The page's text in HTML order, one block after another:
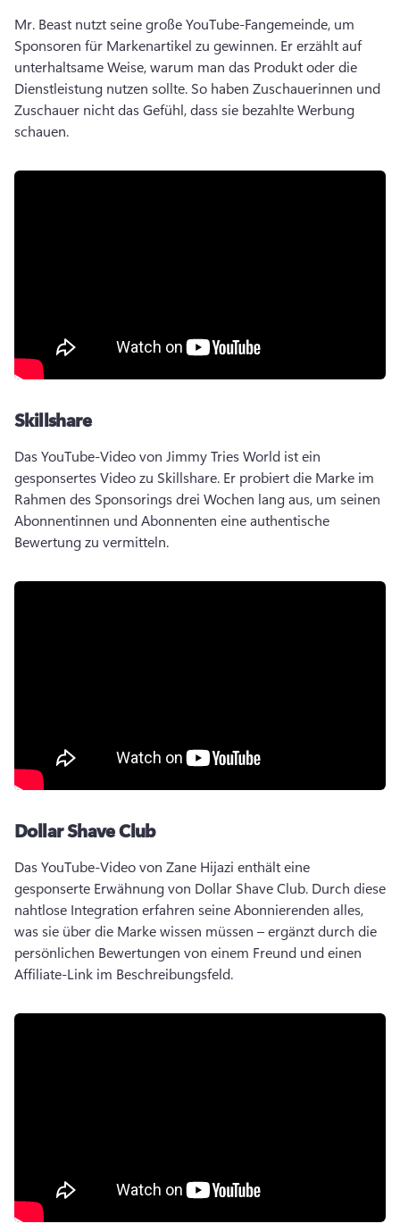
Mr. Beast nutzt seine große YouTube-Fangemeinde, um
Sponsoren für Markenartikel zu gewinnen. Er erzählt auf
unterhaltsame Weise, warum man das Produkt oder die
Dienstleistung nutzen sollte. So haben Zuschauerinnen und
Zuschauer nicht das Gefühl, dass sie bezahlte Werbung
schauen.
Skillshare
Das YouTube-Video von Jimmy Tries World ist ein
gesponsertes Video zu Skillshare. Er probiert die Marke im
Rahmen des Sponsorings drei Wochen lang aus, um seinen
Abonnentinnen und Abonnenten eine authentische
Bewertung zu vermitteln.
Dollar Shave Club
Das YouTube-Video von Zane Hijazi enthält eine
gesponserte Erwähnung von Dollar Shave Club. Durch diese
nahtlose Integration erfahren seine Abonnierenden alles,
was sie über die Marke wissen müssen – ergänzt durch die
persönlichen Bewertungen von einem Freund und einen
Affiliate-Link im Beschreibungsfeld.